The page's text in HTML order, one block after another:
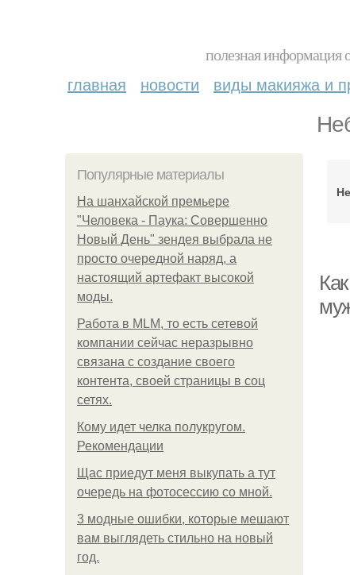
полезная информация
главная новости виды макияжа и
Популярные материалы
На шанхайской премьере
"Человека - Паука: Совершенно
Новый День" зендея выбрала не
просто очередной наряд, а
настоящий артефакт высокой
моды.
Работа в MLM, то есть сетевой
компании сейчас неразрывно
связана с создание своего
контента, своей страницы в соц
сетях.
Кому идет челка полукругом.
Рекомендации
Щас приедут меня выкупать а тут
очередь на фотосессию со мной.
3 модные ошибки, которые мешают
вам выглядеть стильно на новый
год.